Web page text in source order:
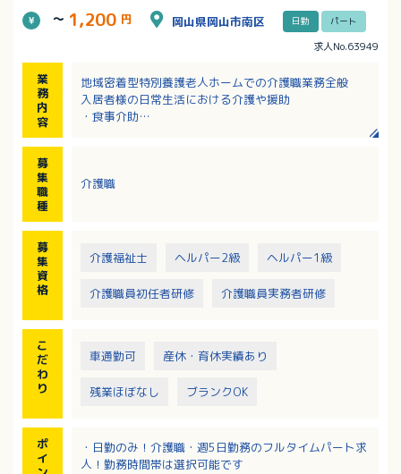
～ 1,200 円 岡山県岡山市南区 日勤 パート
求人No.63949
業
務
内
容
地域密着型特別養護老人ホームでの介護職業務全般
入居者様の日常生活における介護や援助
・食事介助
募
集
職
種
介護職
募
集
資
格
介護福祉士 ヘルパー2級 ヘルパー1級
介護職員初任者研修 介護職員実務者研修
こ
だ
わ
り
車通勤可 産休・育休実績あり
残業ほぼなし ブランクOK
ポ
イ
・日勤のみ！介護職・週5日勤務のフルタイムパート求
人！勤務時間帯は選択可能です